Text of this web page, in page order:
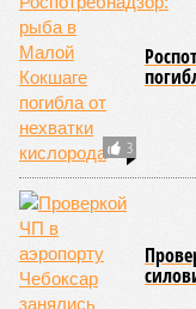
указанные
от выполнения
лечение.
Представители
принятие указанных
возникновения
среди детей,
учреждениях.
Помимо этого,
контроль качества